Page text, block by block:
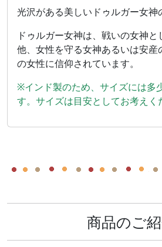
光沢がある美しいドゥルガー女神
ドゥルガー女神は、戦いの女神と
他、女性を守る女神あるいは安産
の女性に信仰されています。
※インド製のため、サイズには多
す。サイズは目安としてお考えく
商品のご